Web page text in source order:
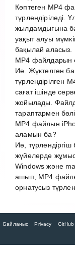
Көптеген MP4
түрлендіріледі.
жылдамдығына
уақыт алуы
бақылай аласыз.
MP4 файлдарын
Иә. Жүктелген
түрлендірілген
сағат ішінде
жойылады.
тараптармен
MP4 файлын
аламын ба?
Иә,
жүйелерде
Windows және
ашып, MP4
орнатусыз
Байланыс Privacy GitHub